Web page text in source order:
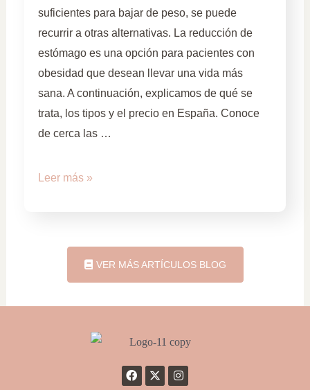
suficientes para bajar de peso, se puede
recurrir a otras alternativas. La reducción de
estómago es una opción para pacientes con
obesidad que desean llevar una vida más
sana. A continuación, explicamos de qué se
trata, los tipos y el precio en España. Conoce
de cerca las …
Leer más »
VER MÁS ARTÍCULOS BLOG